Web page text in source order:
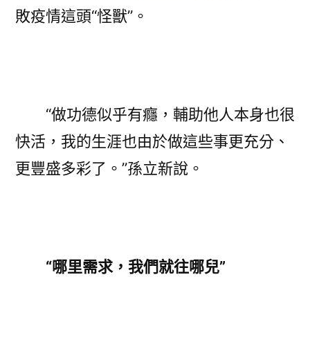
敗疫情這頭“怪獸”。
“做功德似乎有癮，輔助他人本身也很
快活，我的生涯也由於做這些事更充分、
更豐盛多彩了。”孫立新說。
“哪里需求，我們就往哪兒”